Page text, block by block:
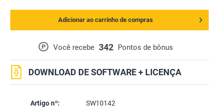
Artigo nº:
SW10142
P Você recebe 342 Pontos de bônus
DOWNLOAD DE SOFTWARE + LICENÇA
Adicionar ao carrinho de compras